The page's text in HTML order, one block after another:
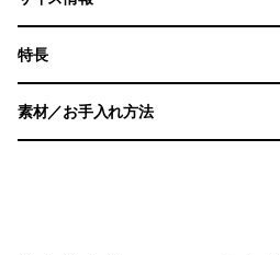
特長
素材／お手入れ方法